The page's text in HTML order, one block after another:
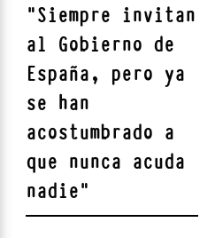
"Siempre invitan
al Gobierno de
España, pero ya
se han
acostumbrado a
que nunca acuda
nadie"